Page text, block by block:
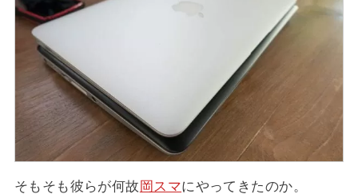
そもそも彼らが何故岡スマにやってきたのか。